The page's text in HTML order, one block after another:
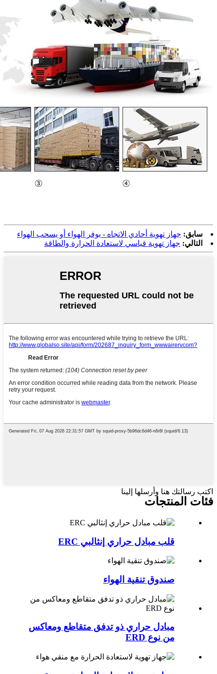
سابق: جهاز تهوية أحادي الاتجاه - يوفر الهواء أو يسحب الهواء
التالي: جهاز تهوية قياسي لاستعادة الحرارة والطاقة
اكتب رسالتك هنا وأرسلها إلينا
فئات المنتجات
قلب مبادل حراري إنثالبي ERC
صندوق تنقية الهواء
مبادل حراري ذو تدفق متقاطع ومعاكس
من نوع ERD